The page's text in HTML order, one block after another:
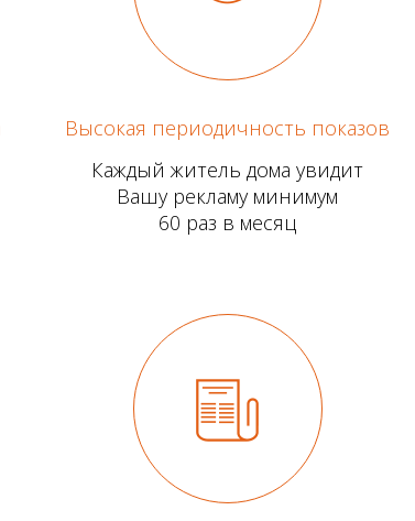
Высокая периодичность показов
Каждый житель дома увидит
Вашу рекламу минимум
60 раз в месяц